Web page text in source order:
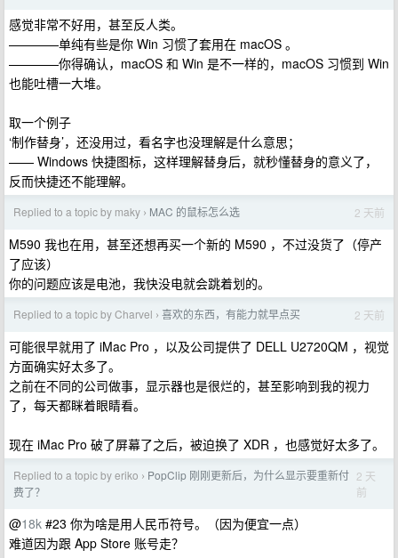
感觉非常不好用，甚至反人类。
————单纯有些是你 Win 习惯了套用在 macOS 。
————你得确认，macOS 和 Win 是不一样的，macOS 习惯到 Win
也能吐槽一大堆。
取一个例子
‘制作替身’，还没用过，看名字也没理解是什么意思；
—— Windows 快捷图标，这样理解替身后，就秒懂替身的意义了，
反而快捷还不能理解。
Replied to a topic by maky › MAC 的鼠标怎么选 2 天前
M590 我也在用，甚至还想再买一个新的 M590 ，不过没货了（停产
了应该）
你的问题应该是电池，我快没电就会跳着划的。
Replied to a topic by Charvel › 喜欢的东西，有能力就早点买 2 天前
可能很早就用了 iMac Pro ，以及公司提供了 DELL U2720QM ，视觉
方面确实好太多了。
之前在不同的公司做事，显示器也是很烂的，甚至影响到我的视力
了，每天都眯着眼睛看。
现在 iMac Pro 破了屏幕了之后，被迫换了 XDR ，也感觉好太多了。
Replied to a topic by eriko › PopClip 刚刚更新后，为什么显示要重新付
费了？
2 天
前
@18k #23 你为啥是用人民币符号。（因为便宜一点）
难道因为跟 App Store 账号走？